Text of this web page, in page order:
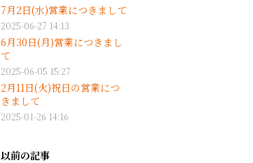
7月2日(水)営業につきまして
2025-06-27 14:13
6月30日(月)営業につきまし
て
2025-06-05 15:27
2月11日(火)祝日の営業につ
きまして
2025-01-26 14:16
以前の記事